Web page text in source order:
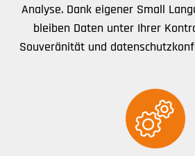
Analyse. Dank eigener Small
bleiben Daten unter Ihrer
Souveränität und